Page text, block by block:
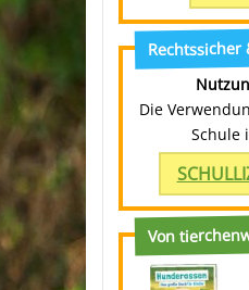
Die
Schule
Von